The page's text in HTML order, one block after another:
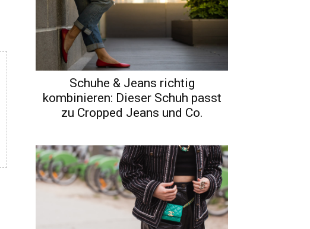
Schuhe & Jeans richtig
kombinieren: Dieser Schuh passt
zu Cropped Jeans und Co.